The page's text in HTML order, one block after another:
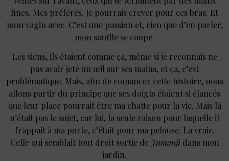
fines. Mes préférés. Je pourrais crever pour ces bras. Et
mon vagin avec. C’est une passion et, rien que d’en parler,
mon souffle se coupe.
Les siens, ils étaient comme ça, même si je reconnais ne
pas avoir jeté un œil sur ses mains, et ça, c’est
problématique. Mais, afin de romancer cette histoire, nous
allons partir du principe que ses doigts étaient si élancés
que leur place pourrait être ma chatte pour la vie. Mais là
n’était pas le sujet, car lui, la seule raison pour laquelle il
frappait à ma porte, c’était pour ma pelouse. La vraie.
Celle qui semblait tout droit sortie de Jumanjidans mon
jardin.